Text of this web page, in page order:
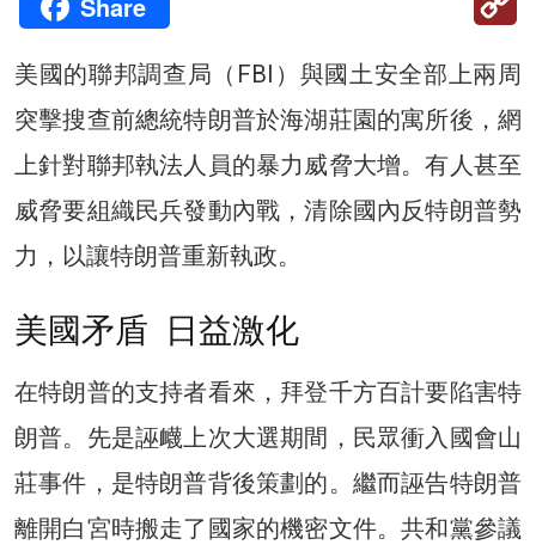
美國的聯邦調查局（FBI）與國土安全部上兩周
突擊搜查前總統特朗普於海湖莊園的寓所後，網
上針對聯邦執法人員的暴力威脅大增。有人甚至
威脅要組織民兵發動內戰，清除國內反特朗普勢
力，以讓特朗普重新執政。
美國矛盾 日益激化
在特朗普的支持者看來，拜登千方百計要陷害特
朗普。先是誣衊上次大選期間，民眾衝入國會山
莊事件，是特朗普背後策劃的。繼而誣告特朗普
離開白宮時搬走了國家的機密文件。共和黨參議